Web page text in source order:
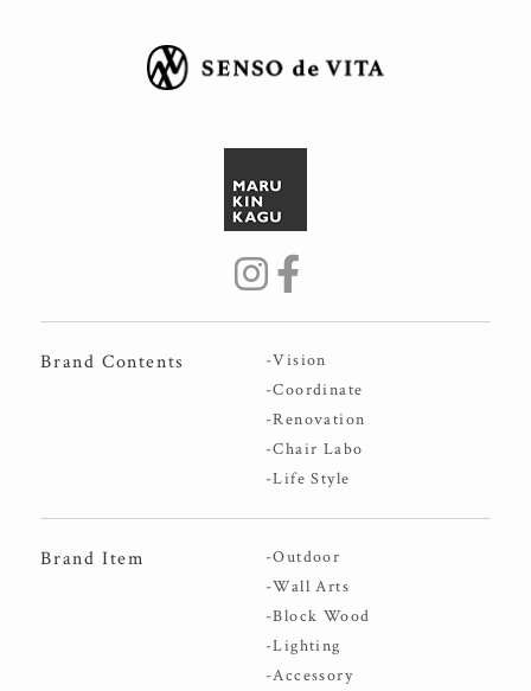
Brand Contents
-Vision
-Coordinate
-Renovation
-Chair Labo
-Life Style
Brand Item
-Outdoor
-Wall Arts
-Block Wood
-Lighting
-Accessory